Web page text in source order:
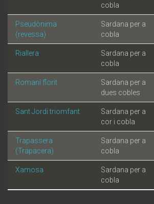
cobla
Pseudònima
(revessa)
Sardana per a
cobla
Riallera
Sardana per a
cobla
Romaní florit
Sardana per a
dues cobles
Sant Jordi triomfant
Sardana per a
cor i cobla
Trapassera
(Trapacera)
Sardana per a
cobla
Xamosa
Sardana per a
cobla